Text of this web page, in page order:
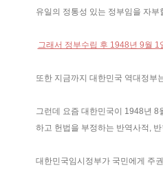
유일의 정통성 있는 정부임을 자
그래서 정부수립 후 1948년 9월
또한 지금까지 대한민국 역대정부
그런데 요즘 대한민국이 1948년 8
하고 헌법을 부정하는 반역사적,
대한민국임시정부가 국민에게 주